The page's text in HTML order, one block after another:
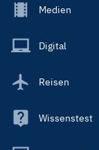
Footer
Main
Medien
Digital
Reisen
Wissenstest